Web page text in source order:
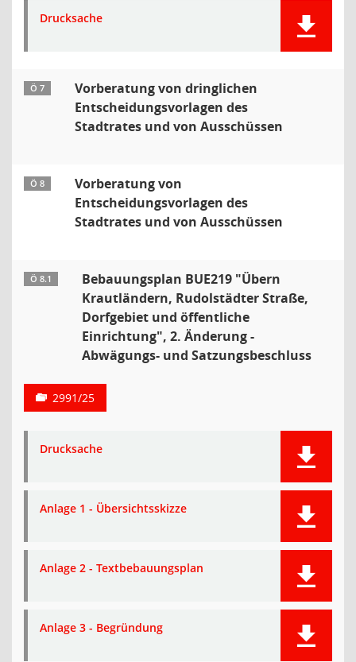
Drucksache
Ö 7
Vorberatung von dringlichen
Entscheidungsvorlagen des
Stadtrates und von Ausschüssen
Ö 8
Vorberatung von
Entscheidungsvorlagen des
Stadtrates und von Ausschüssen
Ö 8.1
Bebauungsplan BUE219 "Übern
Krautländern, Rudolstädter Straße,
Dorfgebiet und öffentliche
Einrichtung", 2. Änderung -
Abwägungs- und Satzungsbeschluss
2991/25
Drucksache
Anlage 1 - Übersichtsskizze
Anlage 2 - Textbebauungsplan
Anlage 3 - Begründung